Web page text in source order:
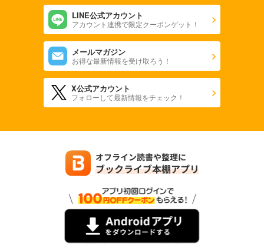
LINE公式アカウント
アカウント連携で限定クーポンゲット！
メールマガジン
お得な最新情報を受け取ろう！
X公式アカウント
フォローして最新情報をチェック！